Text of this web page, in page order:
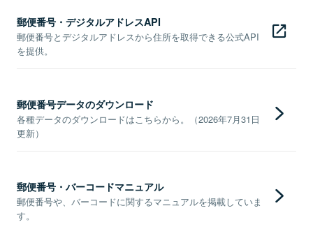
郵便番号・デジタルアドレスAPI
郵便番号とデジタルアドレスから住所を取得できる公式API
を提供。
郵便番号データのダウンロード
各種データのダウンロードはこちらから。（2026年7月31日
更新）
郵便番号・バーコードマニュアル
郵便番号や、バーコードに関するマニュアルを掲載していま
す。